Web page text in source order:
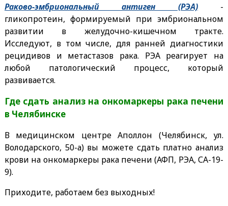
Раково-эмбриональный антиген (РЭА)-
гликопротеин, формируемый при эмбриональном
развитии в желудочно-кишечном тракте.
Исследуют, в том числе, для ранней диагностики
рецидивов и метастазов рака. РЭА реагирует на
любой патологический процесс, который
развивается.
Где сдать анализ на онкомаркеры рака печени
в Челябинске
В медицинском центре Аполлон (Челябинск, ул.
Володарского, 50-а) вы можете сдать платно анализ
крови на онкомаркеры рака печени (АФП, РЭА, СА-19-
9).
Приходите, работаем без выходных!